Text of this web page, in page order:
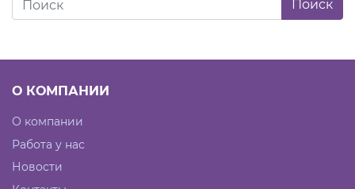
О КОМПАНИИ
О компании
Работа у нас
Новости